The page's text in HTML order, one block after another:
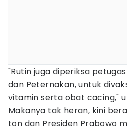
"Rutin juga diperiksa
dan Peternakan, untuk
vitamin serta obat cacing,"
Makanya tak heran, kini